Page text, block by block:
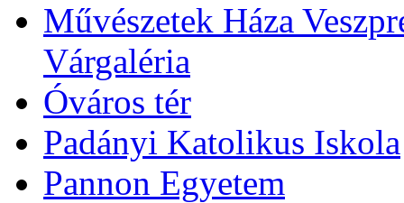
Művészetek Háza
Várgaléria
Óváros tér
Padányi Katolikus Iskola
Pannon Egyetem